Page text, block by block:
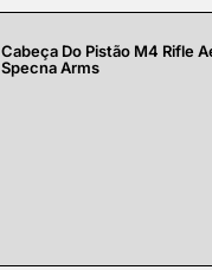
Cabeça Do Pistão M4 Rifle
Specna Arms